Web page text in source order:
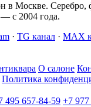
в Москве. Серебро,
с 2004 года.
· TG канал · MAX
О салоне
Политика
495 657-84-59 +7